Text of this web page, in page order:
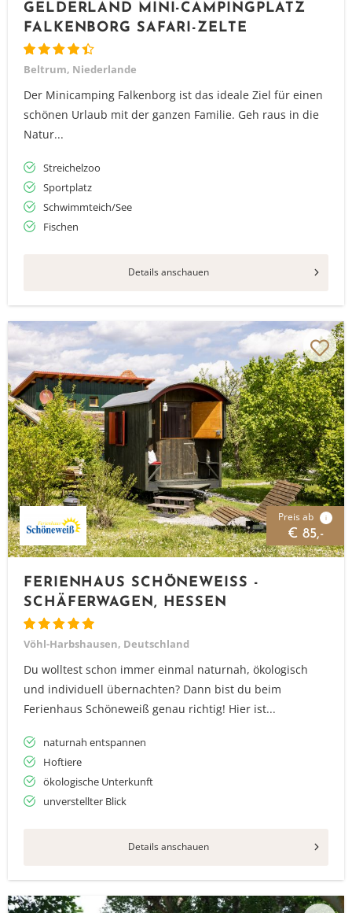
GELDERLAND MINI-CAMPINGPLATZ
FALKENBORG SAFARI-ZELTE
Beltrum, Niederlande
Der Minicamping Falkenborg ist das ideale Ziel für einen
schönen Urlaub mit der ganzen Familie. Geh raus in die
Natur...
Streichelzoo
Sportplatz
Schwimmteich/See
Fischen
Details anschauen
Preis ab i
€ 85,-
FERIENHAUS SCHÖNEWEISS - S
CHÄFERWAGEN, HESSEN
Vöhl-Harbshausen, Deutschland
Du wolltest schon immer einmal naturnah, ökologisch
und individuell übernachten? Dann bist du beim
Ferienhaus Schöneweiß genau richtig! Hier ist...
naturnah entspannen
Hoftiere
ökologische Unterkunft
unverstellter Blick
Details anschauen